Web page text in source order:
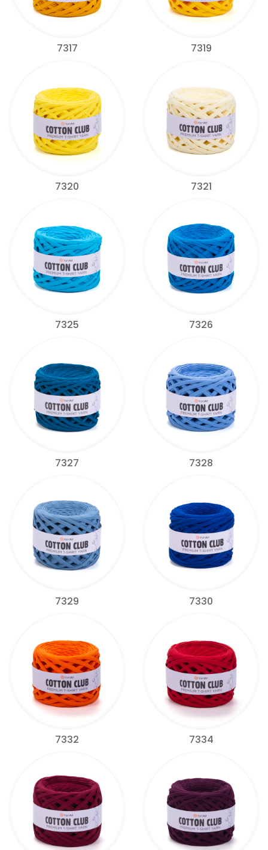
7317 7319
7320 7321
7325 7326
7327 7328
7329 7330
7332 7334